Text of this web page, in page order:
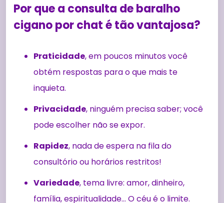
Por que a consulta de baralho
cigano por chat é tão vantajosa?
Praticidade, em poucos minutos você
obtém respostas para o que mais te
inquieta.
Privacidade, ninguém precisa saber; você
pode escolher não se expor.
Rapidez, nada de espera na fila do
consultório ou horários restritos!
Variedade, tema livre: amor, dinheiro,
família, espiritualidade… O céu é o limite.